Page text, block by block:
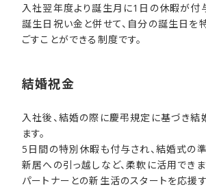
入社翌年度より誕生月に1日の休暇が付
誕生日祝い金と併せて、自分の誕生日を
ごすことができる制度です。
結婚​祝金
入社後、結婚の際に慶弔規定に基づき
ます。
5日間の特別休暇も付与され、結婚式の
新居への引っ越しなど、柔軟に活用できま
パートナーとの新生活のスタートを応援